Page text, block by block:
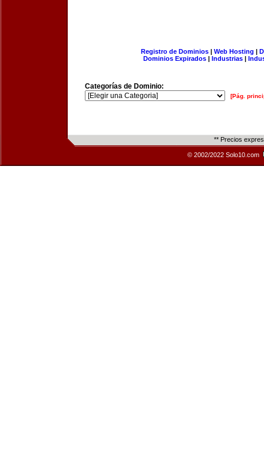
Registro de Dominios| Web Hosting |
Dominios Expirados | Industrias |
Categorías de Dominio:
[Pág.
** Precios
© 2002/2022 Solo10.com